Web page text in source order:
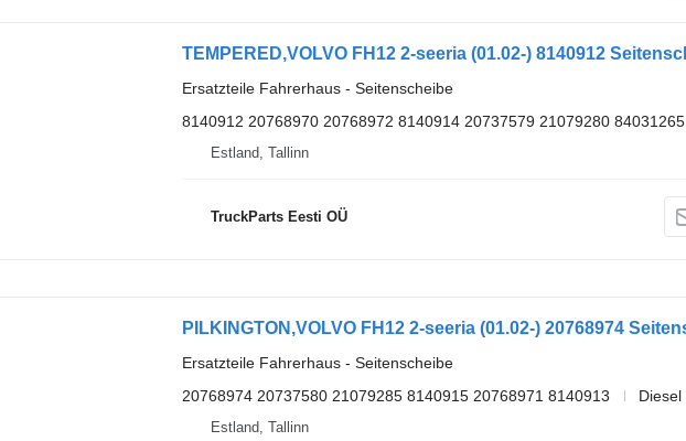
Ersatzteile Fahrerhaus - Seitenscheibe
8140912 20768970 20768972 8140914 20737579 21079280 84031265
Estland, Tallinn
TruckParts Eesti OÜ
Ersatzteile Fahrerhaus - Seitenscheibe
20768974 20737580 21079285 8140915 20768971 8140913
Diesel
Estland, Tallinn